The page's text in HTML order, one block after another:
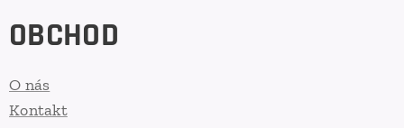
OBCHOD
O nás
Kontakt